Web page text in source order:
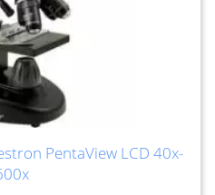
PentaView LCD 40x-